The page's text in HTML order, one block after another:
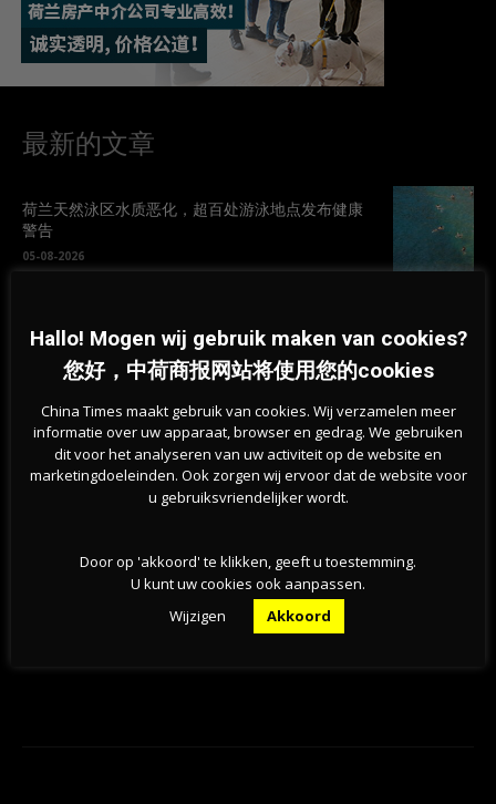
最新的文章
荷兰天然泳区水质恶化，超百处游泳地点发布健康
警告
05-08-2026
万栋建筑
05-08-2026
新版欧元纸币10款候选设计方案公布，欧洲央行邀
请公众参与投票
05-08-2026
每笔多付4.31欧
Hallo! Mogen wij gebruik maken van cookies?
您好，中荷商报网站将使用您的cookies
China Times maakt gebruik van cookies. Wij verzamelen meer
informatie over uw apparaat, browser en gedrag. We gebruiken
dit voor het analyseren van uw activiteit op de website en
marketingdoeleinden. Ook zorgen wij ervoor dat de website voor
u gebruiksvriendelijker wordt.
Door op 'akkoord' te klikken, geeft u toestemming.
U kunt uw cookies ook aanpassen.
Wijzigen
Akkoord